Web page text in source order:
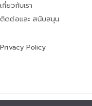
เกี่ยวกับเรา
ติดต่อและ สนับสนุน
Privacy Policy